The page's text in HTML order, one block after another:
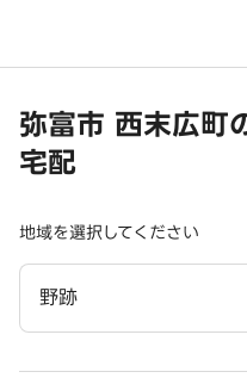
弥富市 西末広町
宅配
地域を選択してください
野跡